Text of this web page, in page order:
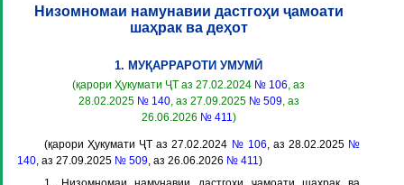
Низомномаи намунавии дастгоҳи ҷамоати
шаҳрак ва деҳот
1. МУҚАРРАРОТИ УМУМӢ
(қарори Ҳукумати ҶТ аз 27.02.2024 № 106, аз
28.02.2025 № 140, аз 27.09.2025 № 509, аз
26.06.2026 № 411)
(қарори Ҳукумати ҶТ аз 27.02.2024 № 106, аз 28.02.2025 №
140, аз 27.09.2025 № 509, аз 26.06.2026 № 411)